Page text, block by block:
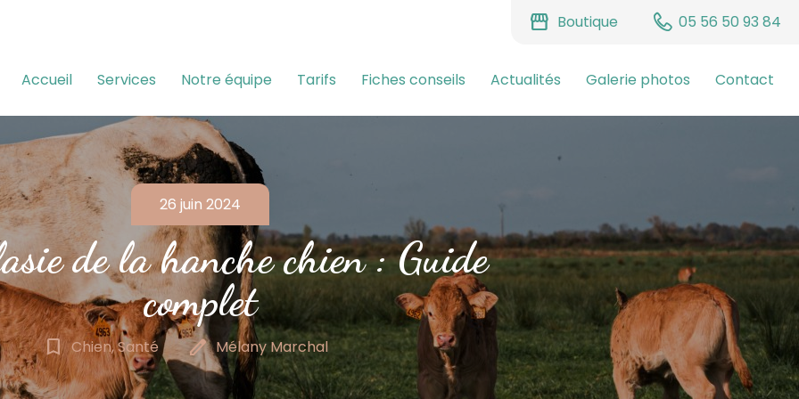
storefront Boutique 05 56 50 93 84
Accueil Services Notre équipe Tarifs Fiches conseils Actualités Galerie photos Contact
26 juin 2024
de la hanche chien : Guide
complet
bookmark_border Chien, Santé edit Mélany Marchal